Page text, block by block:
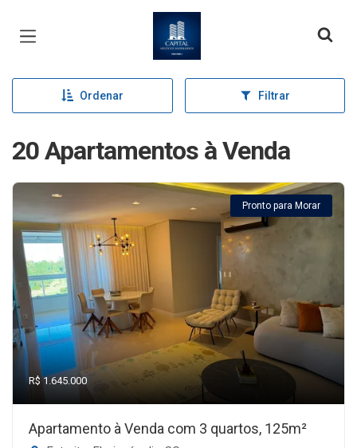
Página inicial
Ordenar Filtrar
20 Apartamentos à Venda
Pronto para Morar
R$ 1.645.000
Apartamento à Venda com 3 quartos, 125m²